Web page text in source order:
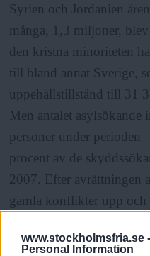
www.stockholmsfria.se -
Personal Information
Syrien och Jordanien
många, 1,3 miljoner,
den kristna minoriteten
till bland annat Sverige,
uppehållstillstånd till 31
Men antalet asylsökande
personer under perioden
procent av de
2007. Efter avrättningen
gamla konflikter upp och